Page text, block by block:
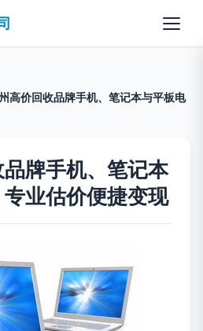
高价回收品牌手机、笔记本与平板电
牌手机、笔记本
业估价便捷变现